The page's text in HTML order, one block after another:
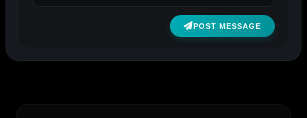
POST MESSAGE